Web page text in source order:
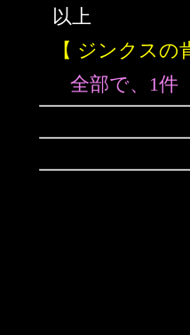
以上
【 ジンクスの
全部で、1件